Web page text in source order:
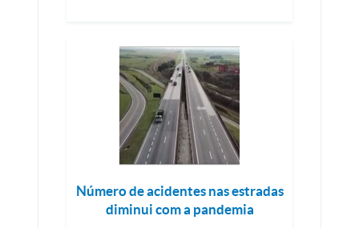
Número de acidentes nas estradas
diminui com a pandemia